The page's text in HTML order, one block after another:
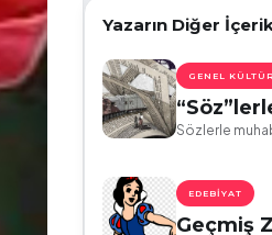
Yazarın Diğer
GENEL KÜLTÜR
Sözlerle
EDEBIYAT
Geçmiş